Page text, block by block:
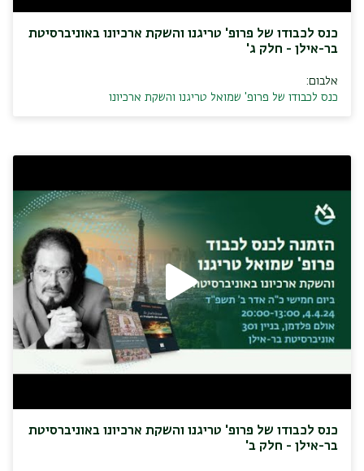
כנס לכבודו של פרופ' טריגנו והשקת ארכיונו באוניברסיטת
בר-אילן - חלק ג'
אלבום:
כנס לכבודו של פרופ' שמואל טריגנו והשקת ארכיונו
כנס לכבודו של פרופ' טריגנו והשקת ארכיונו באוניברסיטת
בר-אילן - חלק ב'